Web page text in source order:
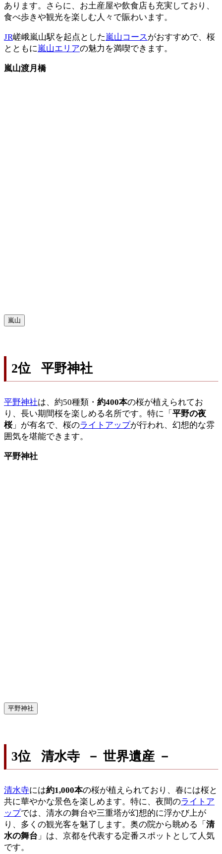
あります。さらに、お土産屋や飲食店も充実しており、
食べ歩きや観光を楽しむ人々で賑わいます。
JR嵯峨嵐山駅を起点とした 嵐山コース がおすすめで、桜
とともに 嵐山エリアの魅力を満喫できます。
嵐山渡月橋
嵐山
2位 平野神社
平野神社は、約50種類・ 約400本の桜が植えられてお
り、長い期間桜を楽しめる名所です。特に「 平野の夜
桜」が有名で、桜のライトアップが行われ、幻想的な雰
囲気を堪能できます。
平野神社
平野神社
3位 清水寺 － 世界遺産 －
清水寺には約1,000本の桜が植えられており、春には桜と
共に華やかな景色を楽しめます。特に、夜間のライトア
ップでは、清水の舞台や三重塔が幻想的に浮かび上が
り、多くの観光客を魅了します。奥の院から眺める「 清
水の舞台 」は、京都を代表する定番スポットとして人気
です。